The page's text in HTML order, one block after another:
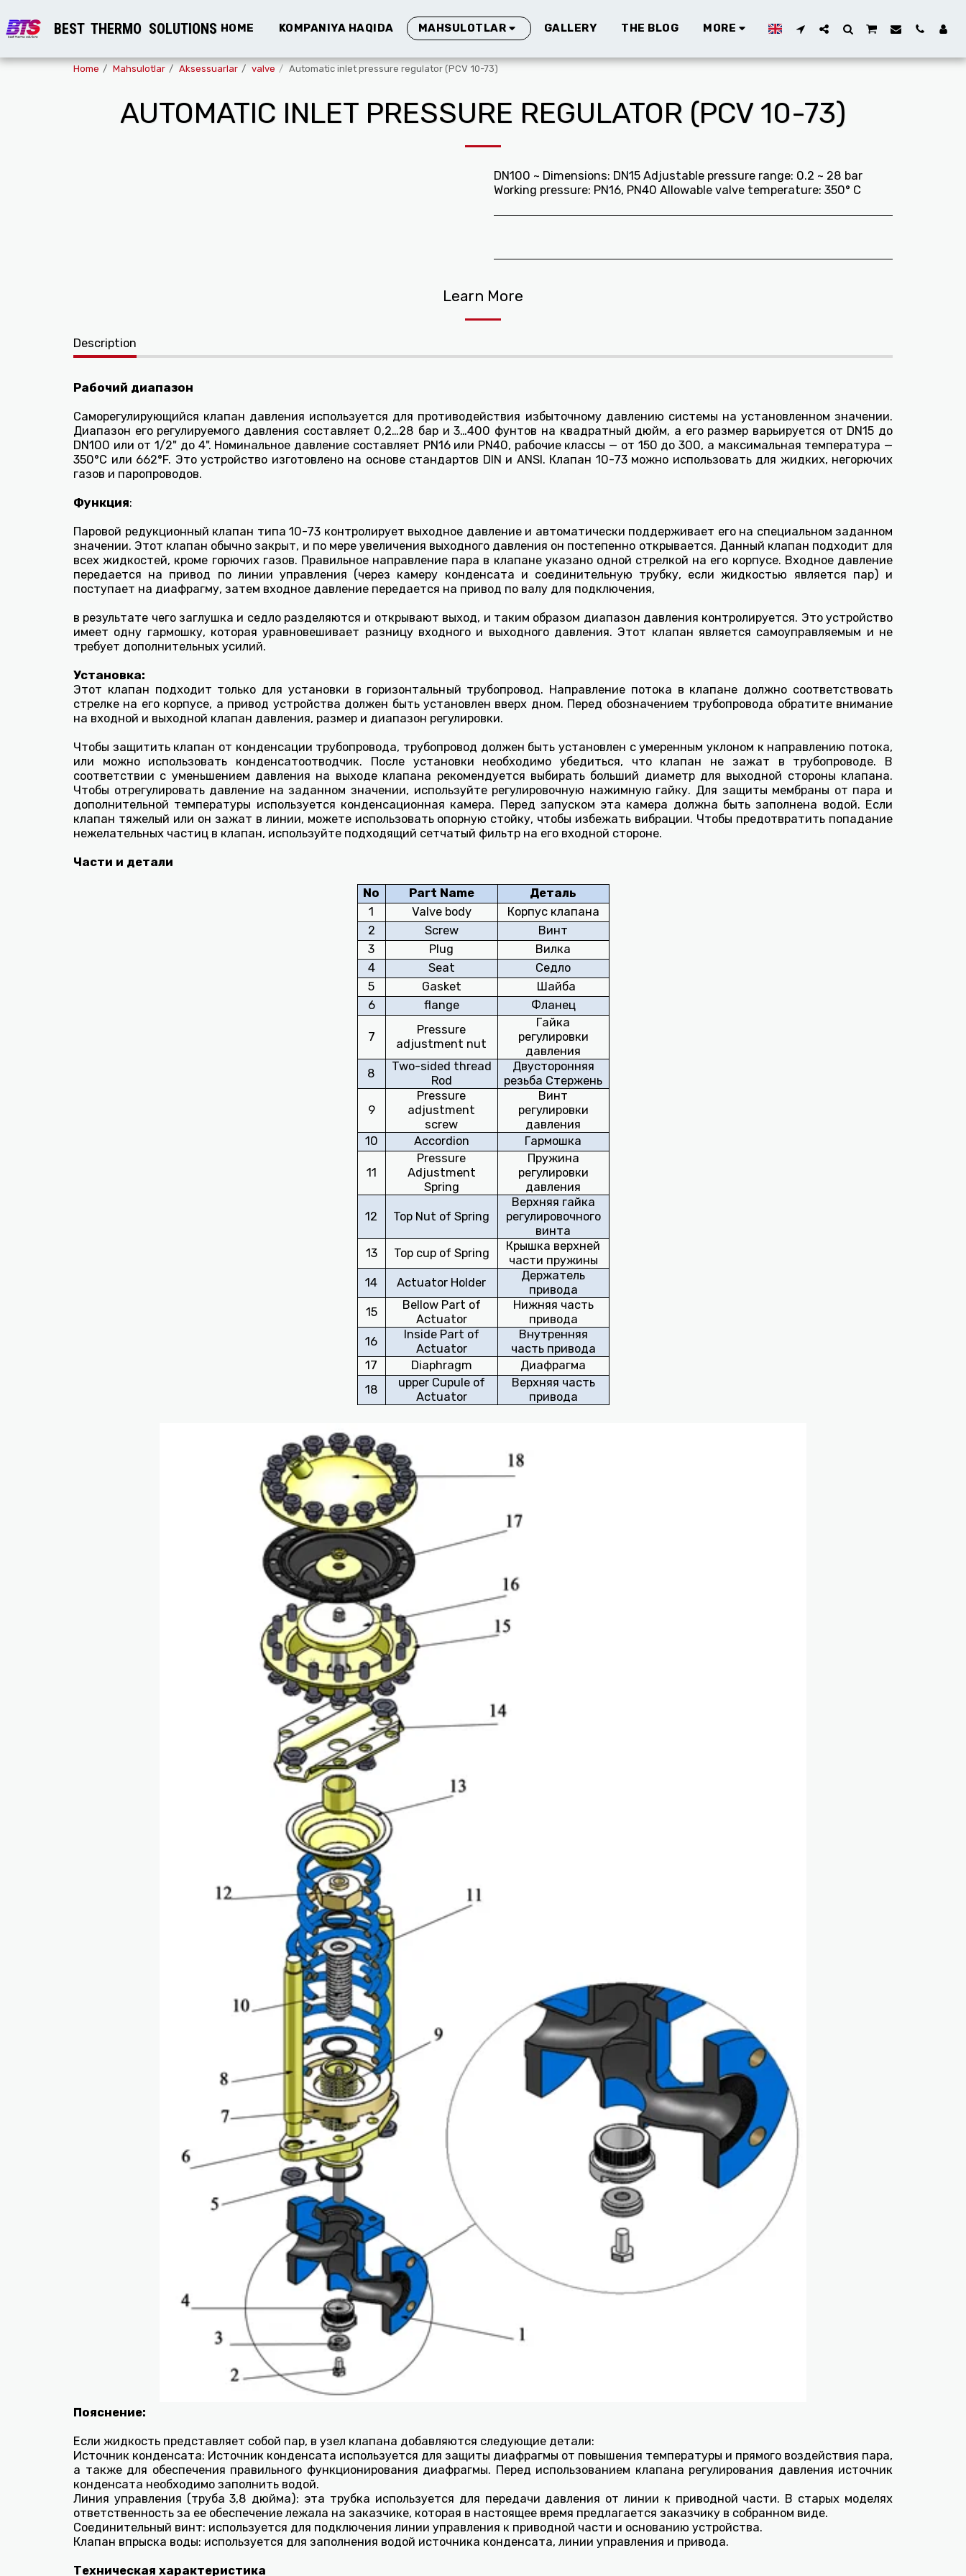
BEST THERMO SOLUTIONS HOME KOMPANIYA HAQIDA MAHSULOTLAR GALLERY THE BLOG MORE
Home Mahsulotlar Aksessuarlar valve Automatic inlet pressure regulator (PCV 10-73)
AUTOMATIC INLET PRESSURE REGULATOR (PCV 10-73)
DN100 ~ Dimensions: DN15 Adjustable pressure range: 0.2 ~ 28 bar
Working pressure: PN16, PN40 Allowable valve temperature: 350° C
Learn More
Description
Рабочий диапазон
Саморегулирующийся клапан давления используется для противодействия избыточному давлению системы на установленном значении.
Диапазон его регулируемого давления составляет 0,2…28 бар и 3…400 фунтов на квадратный дюйм, а его размер варьируется от DN15 до
DN100 или от 1/2" до 4". Номинальное давление составляет PN16 или PN40, рабочие классы — от 150 до 300, а максимальная температура —
350°C или 662°F. Это устройство изготовлено на основе стандартов DIN и ANSI. Клапан 10-73 можно использовать для жидких, негорючих
газов и паропроводов.
Функция:
Паровой редукционный клапан типа 10-73 контролирует выходное давление и автоматически поддерживает его на специальном заданном
значении. Этот клапан обычно закрыт, и по мере увеличения выходного давления он постепенно открывается. Данный клапан подходит для
всех жидкостей, кроме горючих газов. Правильное направление пара в клапане указано одной стрелкой на его корпусе. Входное давление
передается на привод по линии управления (через камеру конденсата и соединительную трубку, если жидкостью является пар) и
поступает на диафрагму, затем входное давление передается на привод по валу для подключения,
в результате чего заглушка и седло разделяются и открывают выход, и таким образом диапазон давления контролируется. Это устройство
имеет одну гармошку, которая уравновешивает разницу входного и выходного давления. Этот клапан является самоуправляемым и не
требует дополнительных усилий.
Установка:
Этот клапан подходит только для установки в горизонтальный трубопровод. Направление потока в клапане должно соответствовать
стрелке на его корпусе, а привод устройства должен быть установлен вверх дном. Перед обозначением трубопровода обратите внимание
на входной и выходной клапан давления, размер и диапазон регулировки.
Чтобы защитить клапан от конденсации трубопровода, трубопровод должен быть установлен с умеренным уклоном к направлению потока,
или можно использовать конденсатоотводчик. После установки необходимо убедиться, что клапан не зажат в трубопроводе. В
соответствии с уменьшением давления на выходе клапана рекомендуется выбирать больший диаметр для выходной стороны клапана.
Чтобы отрегулировать давление на заданном значении, используйте регулировочную нажимную гайку. Для защиты мембраны от пара и
дополнительной температуры используется конденсационная камера. Перед запуском эта камера должна быть заполнена водой. Если
клапан тяжелый или он зажат в линии, можете использовать опорную стойку, чтобы избежать вибрации. Чтобы предотвратить попадание
нежелательных частиц в клапан, используйте подходящий сетчатый фильтр на его входной стороне.
Части и детали
No Part Name
Деталь
1
Valve body
Корпус клапана
2
Screw
Винт
3
Plug
Вилка
4
Seat
Седло
5
Gasket
Шайба
6
flange Фланец
7
Pressure
adjustment nut
Гайка
регулировки
давления
8
Two-sided thread
Rod
Двусторонняя
резьба Стержень
9
Pressure
adjustment
screw
Винт
регулировки
давления
10
Accordion Гармошка
11
Pressure
Adjustment
Spring
Пружина
регулировки
давления
12 Top Nut of Spring
Верхняя гайка
регулировочного
винта
13
Top cup of Spring
Крышка верхней
части пружины
14
Actuator Holder
Держатель
привода
15
Bellow Part of
Actuator
Нижняя часть
привода
16
Inside Part of
Actuator
Внутренняя
часть привода
17
Diaphragm
Диафрагма
18
upper Cupule of
Actuator
Верхняя часть
привода
Пояснение:
Если жидкость представляет собой пар, в узел клапана добавляются следующие детали:
Источник конденсата: Источник конденсата используется для защиты диафрагмы от повышения температуры и прямого воздействия пара,
а также для обеспечения правильного функционирования диафрагмы. Перед использованием клапана регулирования давления источник
конденсата необходимо заполнить водой.
Линия управления (труба 3,8 дюйма): эта трубка используется для передачи давления от линии к приводной части. В старых моделях
ответственность за ее обеспечение лежала на заказчике, которая в настоящее время предлагается заказчику в собранном виде.
Соединительный винт: используется для подключения линии управления к приводной части и основанию устройства.
Клапан впрыска воды: используется для заполнения водой источника конденсата, линии управления и привода.
Техническая характеристика